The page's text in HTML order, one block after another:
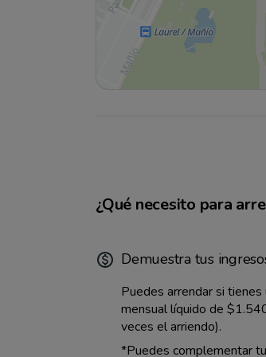
¿Qué necesito para
Demuestra tus
Puedes arrendar si tienes
mensual líquido de
veces el arriendo).
*Puedes complementar